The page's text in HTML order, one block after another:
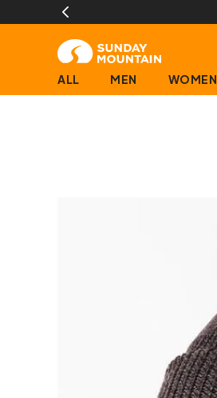
業日に限ります)
ALL MEN WOMEN